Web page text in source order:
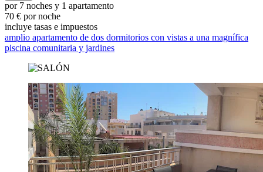
por 7 noches y 1 apartamento
70 € por noche
incluye tasas e impuestos
amplio apartamento de dos dormitorios con vistas a una magnífica
piscina comunitaria y jardines